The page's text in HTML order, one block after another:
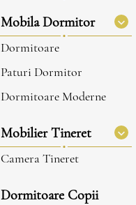
Mobila Dormitor
Dormitoare
Paturi Dormitor
Dormitoare Moderne
Mobilier Tineret
Camera Tineret
Dormitoare Copii